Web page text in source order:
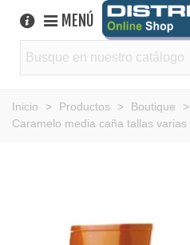
MENÚ
Inicio > Productos > Boutique >
Caramelo media caña tallas varias